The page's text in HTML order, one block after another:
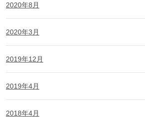
2020年8月
2020年3月
2019年12月
2019年4月
2018年4月